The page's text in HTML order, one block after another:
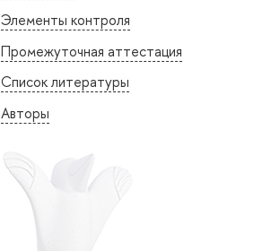
Элементы контроля
Промежуточная аттестация
Список литературы
Авторы